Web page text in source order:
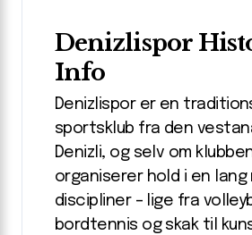
Denizlispor
Info
Denizlispor er en
sportsklub fra den
Denizli, og selv om
organiserer hold i en
discipliner – lige fra
bordtennis og skak til